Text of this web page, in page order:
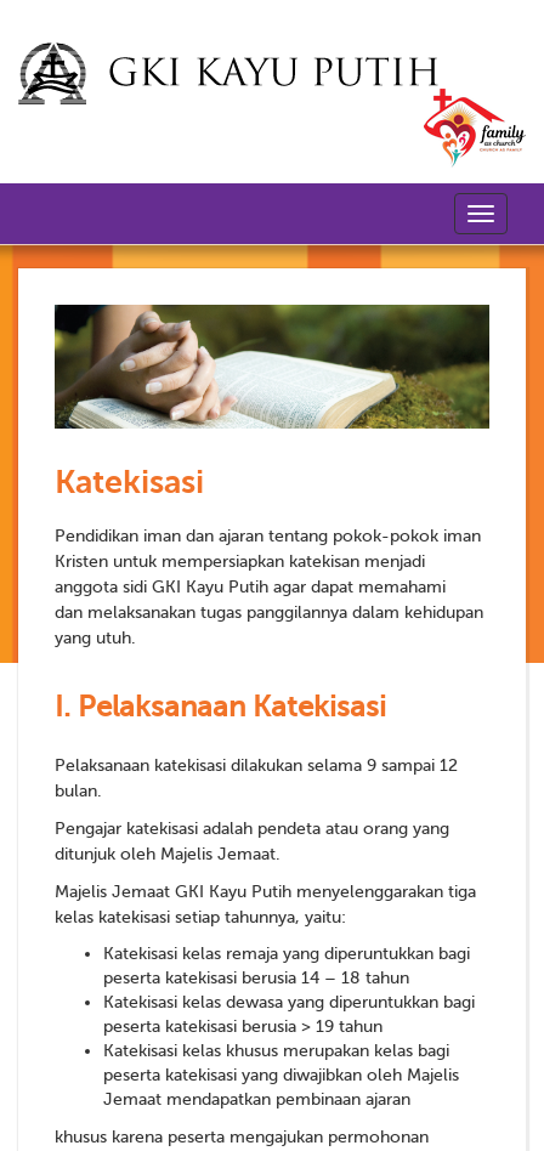
Toggle
Katekisasi
Pendidikan iman dan ajaran tentang pokok-pokok iman
Kristen untuk mempersiapkan katekisan menjadi
anggota sidi GKI Kayu Putih agar dapat memahami
dan melaksanakan tugas panggilannya dalam kehidupan
yang utuh.
I. Pelaksanaan Katekisasi
Pelaksanaan katekisasi dilakukan selama 9 sampai 12
bulan.
Pengajar katekisasi adalah pendeta atau orang yang
ditunjuk oleh Majelis Jemaat.
Majelis Jemaat GKI Kayu Putih menyelenggarakan tiga
kelas katekisasi setiap tahunnya, yaitu:
Katekisasi kelas remaja yang diperuntukkan bagi
peserta katekisasi berusia 14 – 18 tahun
Katekisasi kelas dewasa yang diperuntukkan bagi
peserta katekisasi berusia > 19 tahun
Katekisasi kelas khusus merupakan kelas bagi
peserta katekisasi yang diwajibkan oleh Majelis
Jemaat mendapatkan pembinaan ajaran
khusus karena peserta mengajukan permohonan